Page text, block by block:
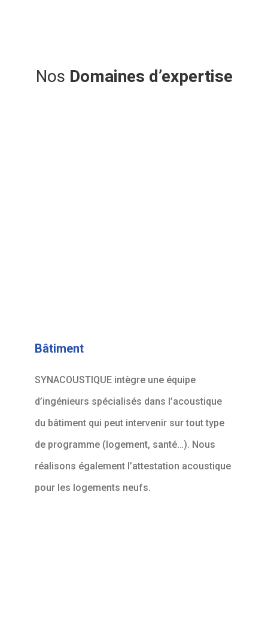
Nos Domaines d’expertise
Bâtiment
SYNACOUSTIQUE intègre une équipe
d’ingénieurs spécialisés dans l’acoustique
du bâtiment qui peut intervenir sur tout type
de programme (logement, santé…). Nous
réalisons également l’attestation acoustique
pour les logements neufs.